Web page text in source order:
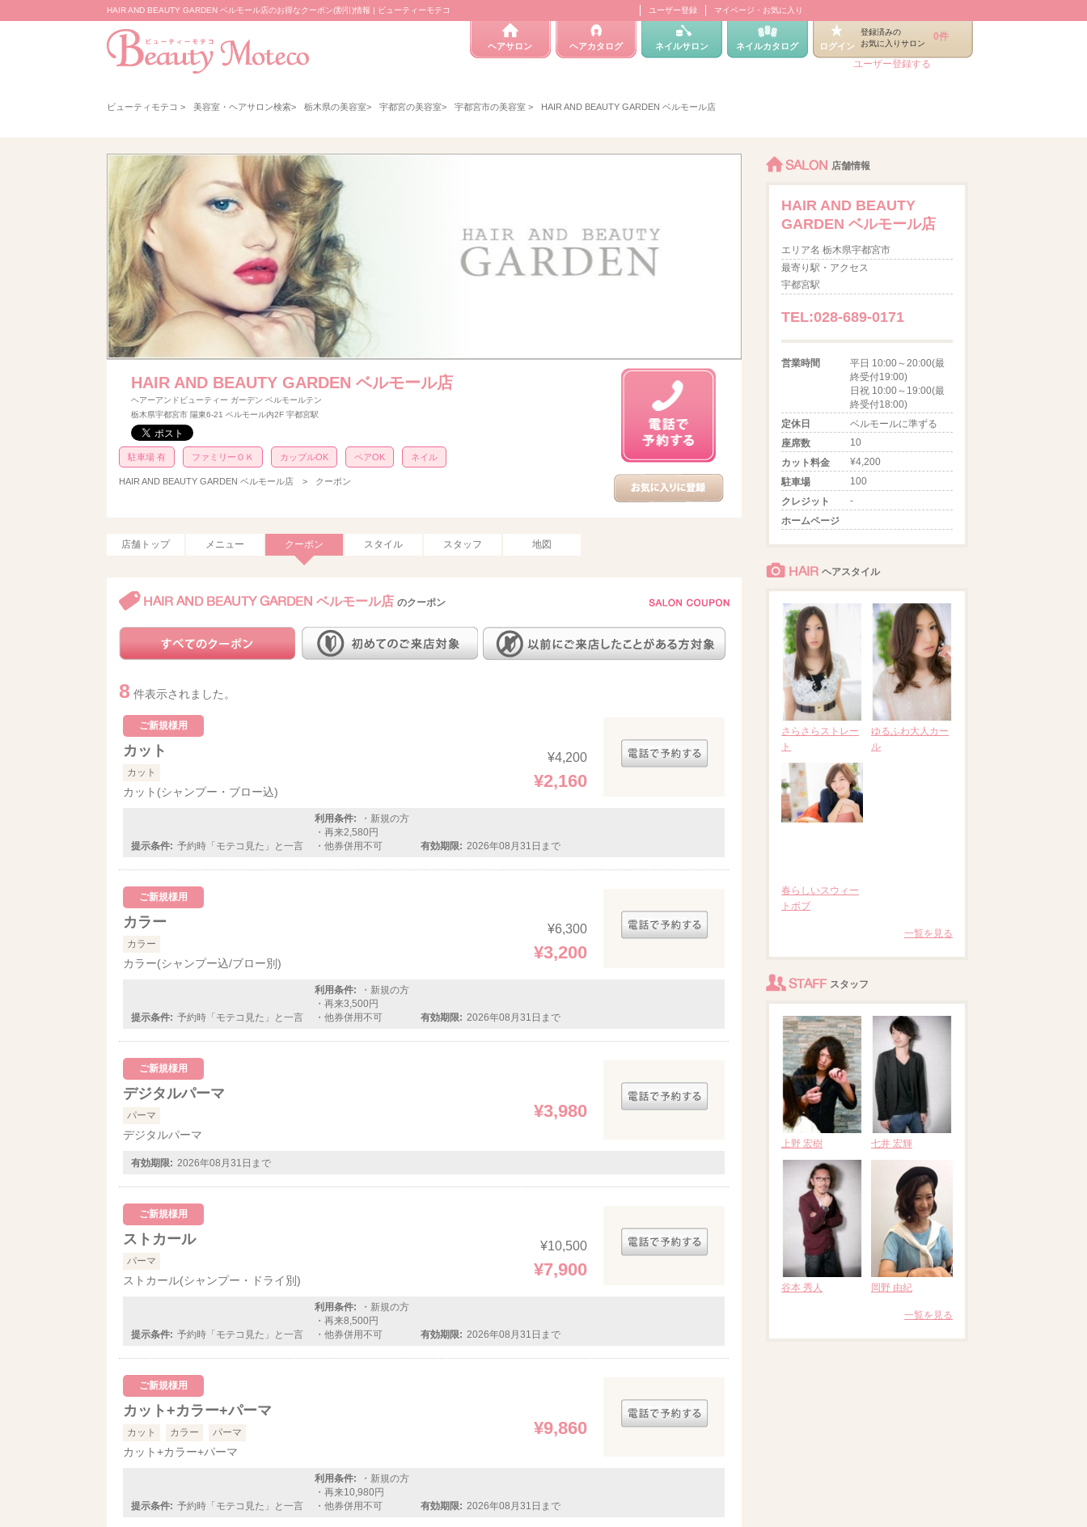
HAIR AND BEAUTY GARDEN ベルモール店のお得なクーポン(割引)情報 | ビューティーモテコ ユーザー登録 マイページ・お気に入り
ヘアサロン ヘアカタログ ネイルサロン ネイルカタログ ログイン
登録済みの
お気に入りサロン
0件
ユーザー登録する
ビューティモテコ > 美容室・ヘアサロン検索> 栃木県の美容室> 宇都宮の美容室> 宇都宮市の美容室 > HAIR AND BEAUTY GARDEN ベルモール店
HAIR AND BEAUTY GARDEN ベルモール店
ヘアーアンドビューティー ガーデン ベルモールテン
栃木県宇都宮市 陽東6-21 ベルモール内2F 宇都宮駅
駐車場 有 ファミリーＯＫ カップルOK ペアOK ネイル
HAIR AND BEAUTY GARDEN ベルモール店 > クーポン
店舗トップ メニュー クーポン スタイル スタッフ 地図
HAIR AND BEAUTY GARDEN ベルモール店 のクーポン
8 件表示されました。
ご新規様用
カット
カット
カット(シャンプー・ブロー込)
¥4,200
¥2,160
提示条件: 予約時「モテコ見た」と一言
利用条件:
・新規の方
・再来2,580円
・他券併用不可
有効期限: 2026年08月31日まで
ご新規様用
カラー
カラー
カラー(シャンプー込/ブロー別)
¥6,300
¥3,200
提示条件: 予約時「モテコ見た」と一言
利用条件:
・新規の方
・再来3,500円
・他券併用不可
有効期限: 2026年08月31日まで
ご新規様用
デジタルパーマ
パーマ
デジタルパーマ
¥3,980
有効期限: 2026年08月31日まで
ご新規様用
ストカール
パーマ
ストカール(シャンプー・ドライ別)
¥10,500
¥7,900
提示条件: 予約時「モテコ見た」と一言
利用条件:
・新規の方
・再来8,500円
・他券併用不可
有効期限: 2026年08月31日まで
ご新規様用
カット+カラー+パーマ
カット カラー パーマ
カット+カラー+パーマ
¥9,860
提示条件: 予約時「モテコ見た」と一言
利用条件:
・新規の方
・再来10,980円
・他券併用不可
有効期限: 2026年08月31日まで
SALON 店舗情報
HAIR AND BEAUTY
GARDEN ベルモール店
エリア名 栃木県宇都宮市
最寄り駅・アクセス
宇都宮駅
TEL:028-689-0171
営業時間
平日 10:00～20:00(最
終受付19:00)
日祝 10:00～19:00(最
終受付18:00)
定休日
ベルモールに準ずる
座席数
10
カット料金
¥4,200
駐車場
100
クレジット
-
ホームページ
HAIR ヘアスタイル
さらさらストレー
ト
ゆるふわ大人カー
ル
春らしいスウィー
トボブ
一覧を見る
STAFF スタッフ
上野 宏樹 七井 宏輝
谷本 秀人 岡野 由紀
一覧を見る